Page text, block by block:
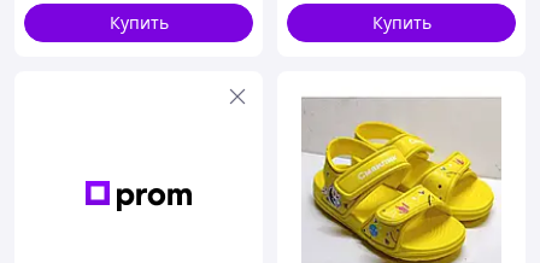
Купить Купить